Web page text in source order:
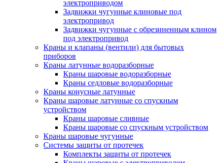
электроприводом
Задвижки чугунные клиновые под
электропривод
Задвижки чугунные с обрезиненным клином
под электропривод
Краны и клапаны (вентили) для бытовых
приборов
Краны латунные водоразборные
Краны шаровые водоразборные
Краны седловые водоразборные
Краны конусные латунные
Краны шаровые латунные со спускным
устройством
Краны шаровые сливные
Краны шаровые со спускным устройством
Краны шаровые чугунные
Системы защиты от протечек
Комплекты защиты от протечек